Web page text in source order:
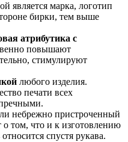
является марка, логотип
бирки, тем выше
атрибутика с
повышают
стимулируют
любого изделия.
печати всех
небрежно пристроченный
о том, что и к изготовлению
спустя рукава.